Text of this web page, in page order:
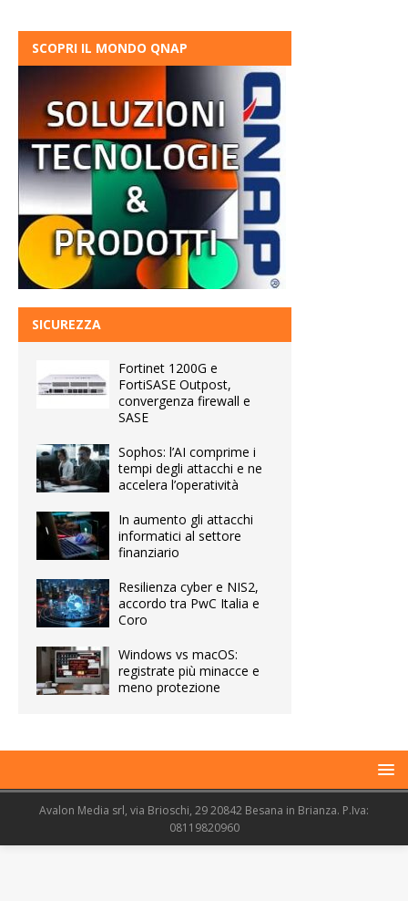
SCOPRI IL MONDO QNAP
SICUREZZA
Fortinet 1200G e
FortiSASE Outpost,
convergenza firewall e
SASE
Sophos: l’AI comprime i
tempi degli attacchi e ne
accelera l’operatività
In aumento gli attacchi
informatici al settore
finanziario
Resilienza cyber e NIS2,
accordo tra PwC Italia e
Coro
Windows vs macOS:
registrate più minacce e
meno protezione
Avalon Media srl, via Brioschi, 29 20842 Besana in Brianza. P.Iva:
08119820960